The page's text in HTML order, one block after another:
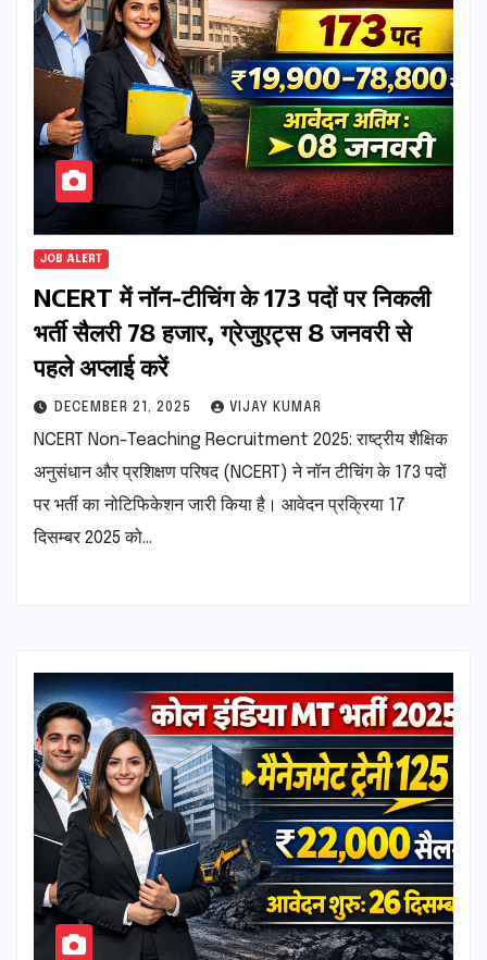
JOB ALERT
NCERT में नॉन-टीचिंग के 173 पदों पर निकली
भर्ती सैलरी 78 हजार, ग्रेजुएट्स 8 जनवरी से
पहले अप्लाई करें
DECEMBER 21, 2025 VIJAY KUMAR
NCERT Non-Teaching Recruitment 2025: राष्ट्रीय शैक्षिक
अनुसंधान और प्रशिक्षण परिषद (NCERT) ने नॉन टीचिंग के 173 पदों
पर भर्ती का नोटिफिकेशन जारी किया है। आवेदन प्रक्रिया 17
दिसम्बर 2025 को…